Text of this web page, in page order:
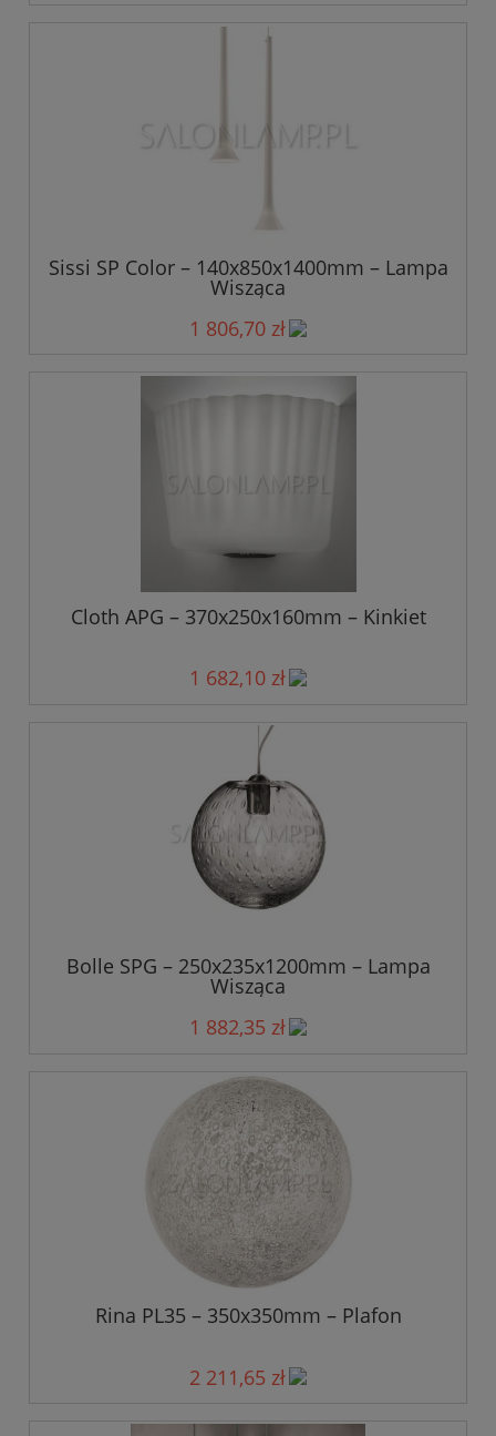
Sissi SP Color – 140x850x1400mm – Lampa
Wisząca
1 806,70 zł
Cloth APG – 370x250x160mm – Kinkiet
1 682,10 zł
Bolle SPG – 250x235x1200mm – Lampa
Wisząca
1 882,35 zł
Rina PL35 – 350x350mm – Plafon
2 211,65 zł